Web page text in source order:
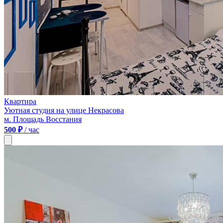
Квартира
Уютная студия на улице Некрасова
м. Площадь Восстания
500 ₽/ час